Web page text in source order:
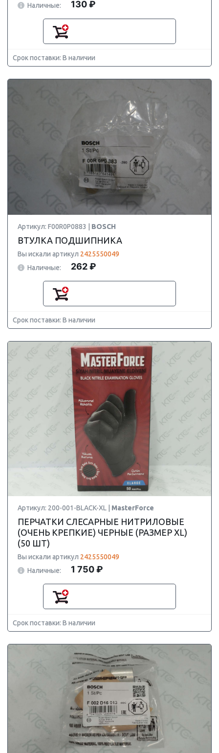
Наличные: 130 ₽
Срок поставки: В наличии
Артикул: F00R0P0883 | BOSCH
ВТУЛКА ПОДШИПНИКА
Вы искали артикул 2425550049
Наличные:
262 ₽
Срок поставки: В наличии
Артикул: 200-001-BLACK-XL | MasterForce
ПЕРЧАТКИ СЛЕСАРНЫЕ НИТРИЛОВЫЕ
(ОЧЕНЬ КРЕПКИЕ) ЧЕРНЫЕ (РАЗМЕР XL)
(50 ШТ)
Вы искали артикул 2425550049
Наличные:
1 750 ₽
Срок поставки: В наличии